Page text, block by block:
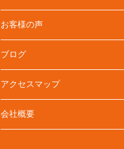
お客様の声
ブログ
アクセスマップ
会社概要